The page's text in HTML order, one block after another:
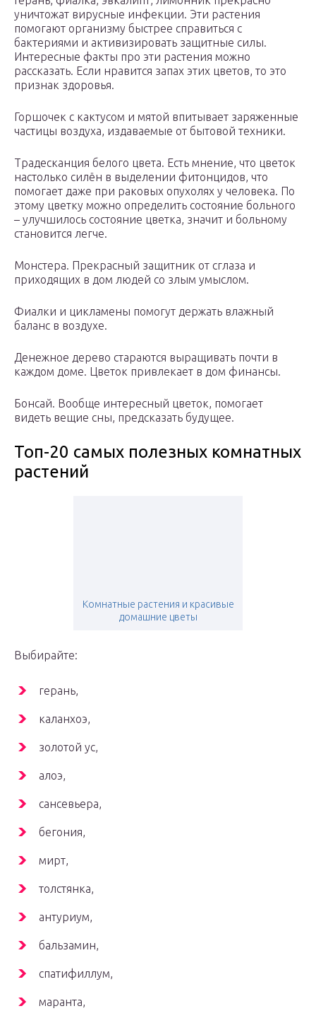
уничтожат вирусные инфекции. Эти растения
помогают организму быстрее справиться с
бактериями и активизировать защитные силы.
Интересные факты про эти растения можно
рассказать. Если нравится запах этих цветов, то это
признак здоровья.
Горшочек с кактусом и мятой впитывает заряженные
частицы воздуха, издаваемые от бытовой техники.
Традесканция белого цвета. Есть мнение, что цветок
настолько силён в выделении фитонцидов, что
помогает даже при раковых опухолях у человека. По
этому цветку можно определить состояние больного
– улучшилось состояние цветка, значит и больному
становится легче.
Монстера. Прекрасный защитник от сглаза и
приходящих в дом людей со злым умыслом.
Фиалки и цикламены помогут держать влажный
баланс в воздухе.
Денежное дерево стараются выращивать почти в
каждом доме. Цветок привлекает в дом финансы.
Бонсай. Вообще интересный цветок, помогает
видеть вещие сны, предсказать будущее.
Топ-20 самых полезных комнатных
растений
Комнатные растения и красивые
домашние цветы
Выбирайте:
герань,
каланхоэ,
золотой ус,
алоэ,
сансевьера,
бегония,
мирт,
толстянка,
антуриум,
бальзамин,
спатифиллум,
маранта,